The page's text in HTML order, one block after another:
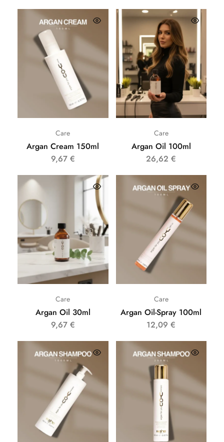
Care
Argan Cream 150ml
9,67 €
Care
Argan Oil 100ml
26,62€
Care
Argan Oil 30ml
9,67 €
Care
Argan Oil-Spray 100ml
12,09€